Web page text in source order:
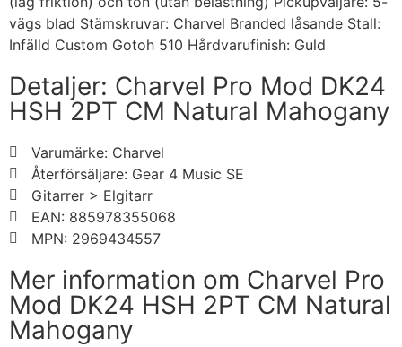
vägs blad Stämskruvar: Charvel Branded låsande Stall:
Infälld Custom Gotoh 510 Hårdvarufinish: Guld
Detaljer: Charvel Pro Mod DK24
HSH 2PT CM Natural Mahogany
Varumärke: Charvel
Återförsäljare: Gear 4 Music SE
Gitarrer > Elgitarr
EAN: 885978355068
MPN: 2969434557
Mer information om Charvel Pro
Mod DK24 HSH 2PT CM Natural
Mahogany